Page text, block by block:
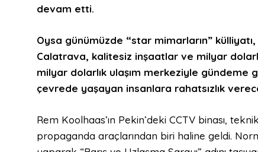
devam etti.
Oysa günümüzde “star mimarların”
Calatrava, kalitesiz inşaatlar ve milyar
milyar dolarlık ulaşım merkeziyle gündeme
çevrede yaşayan insanlara rahatsızlık
Rem Koolhaas’ın Pekin’deki CCTV binası,
propaganda araçlarından biri haline geldi.